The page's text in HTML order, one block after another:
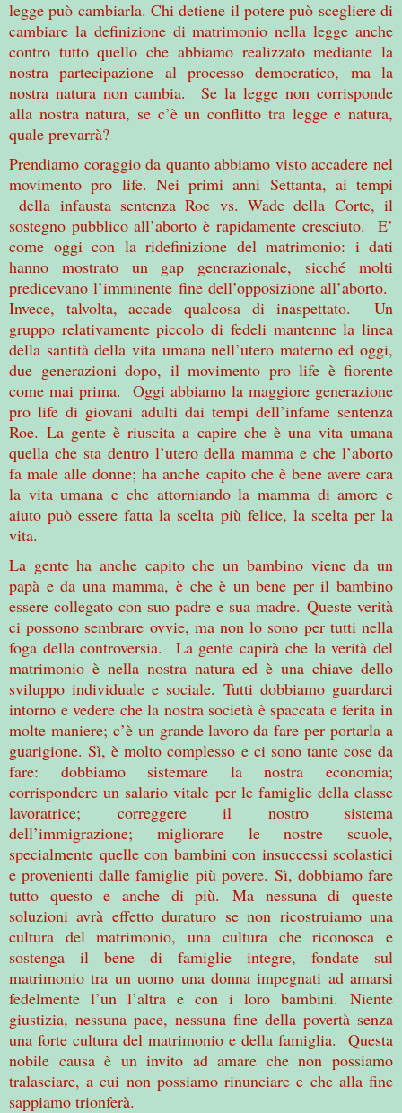
legge può cambiarla. Chi detiene il potere può scegliere di
cambiare la definizione di matrimonio nella legge anche
contro tutto quello che abbiamo realizzato mediante la
nostra partecipazione al processo democratico, ma la
nostra natura non cambia. Se la legge non corrisponde
alla nostra natura, se c’è un conflitto tra legge e natura,
quale prevarrà?
Prendiamo coraggio da quanto abbiamo visto accadere nel
movimento pro life. Nei primi anni Settanta, ai tempi
della infausta sentenza Roe vs. Wade della Corte, il
sostegno pubblico all’aborto è rapidamente cresciuto. E’
come oggi con la ridefinizione del matrimonio: i dati
hanno mostrato un gap generazionale, sicché molti
predicevano l’imminente fine dell’opposizione all’aborto.
Invece, talvolta, accade qualcosa di inaspettato. Un
gruppo relativamente piccolo di fedeli mantenne la linea
della santità della vita umana nell’utero materno ed oggi,
due generazioni dopo, il movimento pro life è fiorente
come mai prima. Oggi abbiamo la maggiore generazione
pro life di giovani adulti dai tempi dell’infame sentenza
Roe. La gente è riuscita a capire che è una vita umana
quella che sta dentro l’utero della mamma e che l’aborto
fa male alle donne; ha anche capito che è bene avere cara
la vita umana e che attorniando la mamma di amore e
aiuto può essere fatta la scelta più felice, la scelta per la
vita.
La gente ha anche capito che un bambino viene da un
papà e da una mamma, è che è un bene per il bambino
essere collegato con suo padre e sua madre. Queste verità
ci possono sembrare ovvie, ma non lo sono per tutti nella
foga della controversia. La gente capirà che la verità del
matrimonio è nella nostra natura ed è una chiave dello
sviluppo individuale e sociale. Tutti dobbiamo guardarci
intorno e vedere che la nostra società è spaccata e ferita in
molte maniere; c’è un grande lavoro da fare per portarla a
guarigione. Sì, è molto complesso e ci sono tante cose da
fare: dobbiamo sistemare la nostra economia;
corrispondere un salario vitale per le famiglie della classe
lavoratrice; correggere il nostro sistema
dell’immigrazione; migliorare le nostre scuole,
specialmente quelle con bambini con insuccessi scolastici
e provenienti dalle famiglie più povere. Sì, dobbiamo fare
tutto questo e anche di più. Ma nessuna di queste
soluzioni avrà effetto duraturo se non ricostruiamo una
cultura del matrimonio, una cultura che riconosca e
sostenga il bene di famiglie integre, fondate sul
matrimonio tra un uomo una donna impegnati ad amarsi
fedelmente l’un l’altra e con i loro bambini. Niente
giustizia, nessuna pace, nessuna fine della povertà senza
una forte cultura del matrimonio e della famiglia. Questa
nobile causa è un invito ad amare che non possiamo
tralasciare, a cui non possiamo rinunciare e che alla fine
sappiamo trionferà.